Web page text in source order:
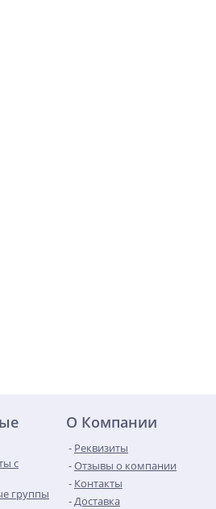
с
группы
О Компании
Реквизиты
Отзывы о компании
Контакты
Доставка